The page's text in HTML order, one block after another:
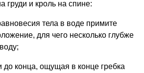
груди и кроль на спине:
тела в воде примите
для чего несколько глубже
до конца, ощущая в конце гребка